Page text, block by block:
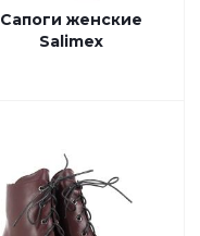
Сапоги женские
Salimex